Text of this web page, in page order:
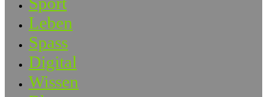
Leben
Spass
Digital
Wissen